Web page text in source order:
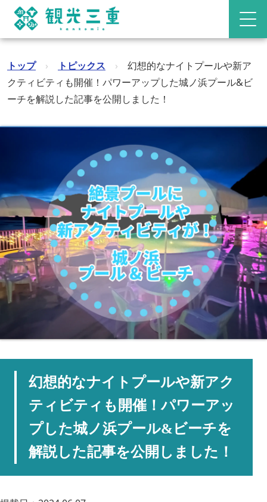
トップ › トピックス ›
幻想的なナイトプールや新ア
クティビティも開催！パワーアップした城ノ浜プール&ビ
ーチを解説した記事を公開しました！
幻想的なナイトプールや新アク
ティビティも開催！パワーアッ
プした城ノ浜プール&ビーチを
解説した記事を公開しました！